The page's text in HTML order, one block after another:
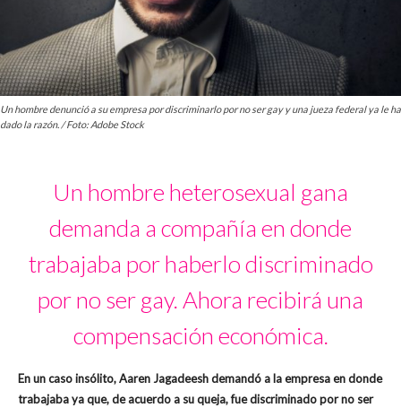
Un hombre denunció a su empresa por discriminarlo por no ser gay y una jueza federal ya le ha
dado la razón. / Foto: Adobe Stock
Un hombre heterosexual gana
demanda a compañía en donde
trabajaba por haberlo discriminado
por no ser gay. Ahora recibirá una
compensación económica.
En un caso insólito, Aaren Jagadeesh demandó a la empresa en donde
trabajaba ya que, de acuerdo a su queja, fue discriminado por no ser